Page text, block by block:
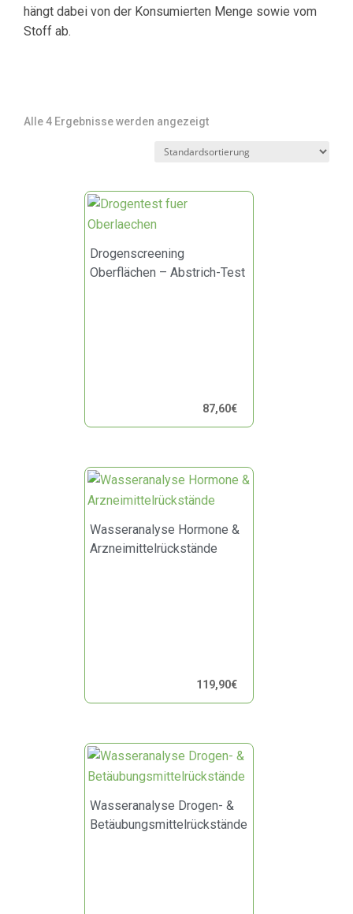
hängt dabei von der Konsumierten Menge sowie vom
Stoff ab.
Alle 4 Ergebnisse werden angezeigt
Drogenscreening
Oberflächen – Abstrich-Test
87,60€
Wasseranalyse Hormone &
Arzneimittelrückstände
119,90€
Wasseranalyse Drogen- &
Betäubungsmittelrückstände